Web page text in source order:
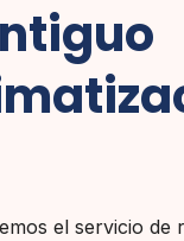
el servicio de